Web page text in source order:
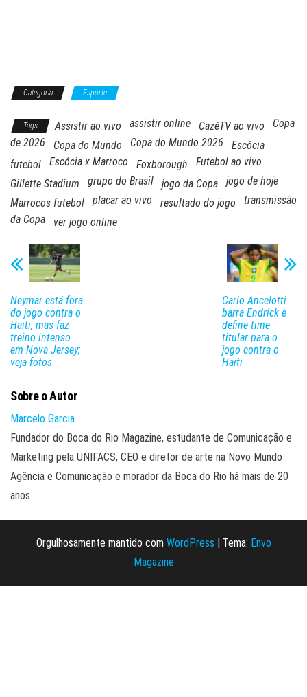
Categoria Esporte
Tags Assistir ao vivo assistir online CazéTV ao vivo
Copa
de 2026
Copa do Mundo Copa do Mundo 2026
Escócia
futebol
Escócia x Marroco Foxborough
Futebol ao vivo
Gillette Stadium
grupo do Brasil jogo da Copa
jogo de hoje
Marrocos futebol
placar ao vivo resultado do jogo
transmissão
da Copa
ver jogo online
Neymar está fora
do jogo contra o
Haiti, mas faz
treino intenso
em Nova Jersey;
veja fotos
Carlo Ancelotti
barra Endrick e
define time
titular para o
jogo contra o
Haiti
Sobre o Autor
Marcelo Garcia
Fundador do Boca do Rio Magazine, estudante de Comunicação e
Marketing pela UNIFACS, CEO e diretor de arte na Novo Mundo
Agência e Comunicação e morador da Boca do Rio há mais de 20
anos
Orgulhosamente mantido com WordPress | Tema: Envo
Magazine